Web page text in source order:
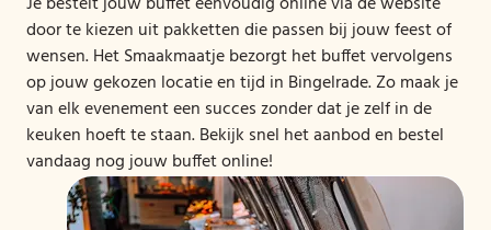
door te kiezen uit pakketten die passen bij jouw feest of
wensen. Het Smaakmaatje bezorgt het buffet vervolgens
op jouw gekozen locatie en tijd in Bingelrade. Zo maak je
van elk evenement een succes zonder dat je zelf in de
keuken hoeft te staan. Bekijk snel het aanbod en bestel
vandaag nog jouw buffet online!